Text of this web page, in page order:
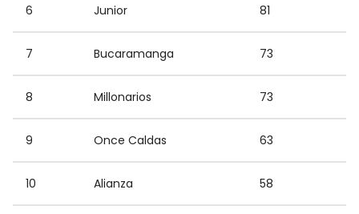
6 Junior 81
7 Bucaramanga 73
8 Millonarios 73
9 Once Caldas 63
10 Alianza 58